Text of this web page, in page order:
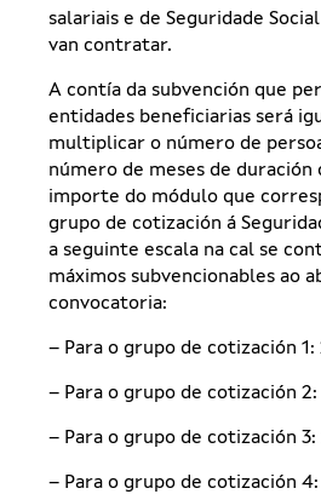
salariais e de Seguridade
van contratar.
A contía da subvención que
entidades beneficiarias será
multiplicar o número de
número de meses de
importe do módulo que
grupo de cotización á
a seguinte escala na cal se
máximos subvencionables ao
convocatoria:
– Para o grupo de cotización 1:
– Para o grupo de cotización
– Para o grupo de cotización
– Para o grupo de cotización